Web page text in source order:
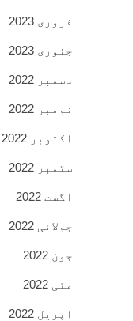
فروری 2023
جنوری 2023
دسمبر 2022
نومبر 2022
اکتوبر 2022
ستمبر 2022
اگست 2022
جولائی 2022
جون 2022
مئی 2022
اپریل 2022